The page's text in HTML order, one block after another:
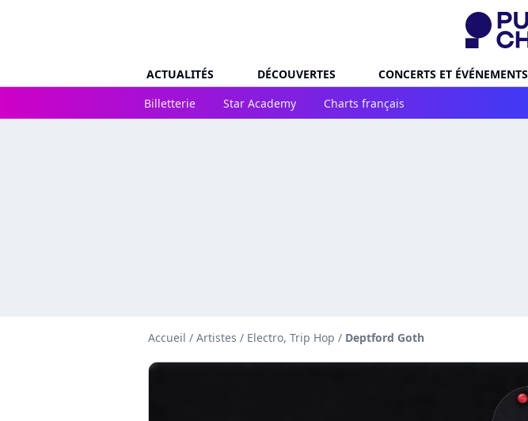
ACTUALITÉS DÉCOUVERTES CONCERTS ET ÉVÉNEMENTS
Billetterie
Star Academy Charts français
Accueil / Artistes / Electro, Trip Hop / Deptford Goth